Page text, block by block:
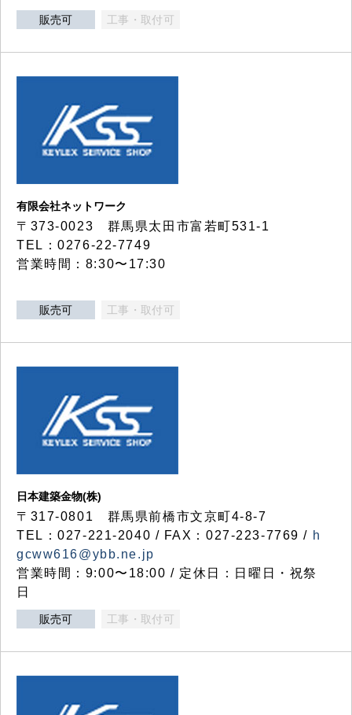
販売可 工事・取付可
有限会社ネットワーク
〒373-0023 群馬県太田市富若町531-1
TEL：0276-22-7749
営業時間：8:30〜17:30
販売可 工事・取付可
日本建築金物(株)
〒317‐0801 群馬県前橋市文京町4-8-7
TEL：027-221-2040 / FAX：027-223-7769 / h
gcww616@ybb.ne.jp
営業時間：9:00〜18:00 / 定休日：日曜日・祝祭
日
販売可 工事・取付可